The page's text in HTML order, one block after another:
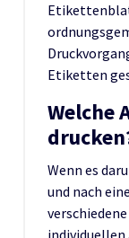
Etiketten
Welche
Wenn es
und nach